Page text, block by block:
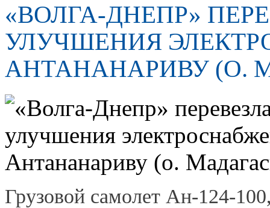
«ВОЛГА-ДНЕПР»
УЛУЧШЕНИЯ
АНТАНАНАРИВУ (О.
Грузовой самолет Ан-124-